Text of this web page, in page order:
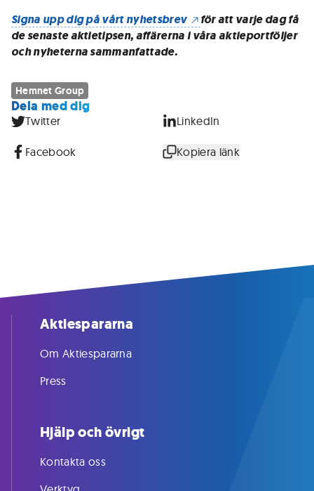
Signa upp dig på vårt nyhetsbrev
för att varje dag få
de senaste aktietipsen, affärerna i våra aktieportföljer
och nyheterna sammanfattade.
Hemnet Group
Dela med dig
Twitter LinkedIn
Facebook Kopiera länk
Aktiespararna
Om Aktiespararna
Press
Hjälp och övrigt
Kontakta oss